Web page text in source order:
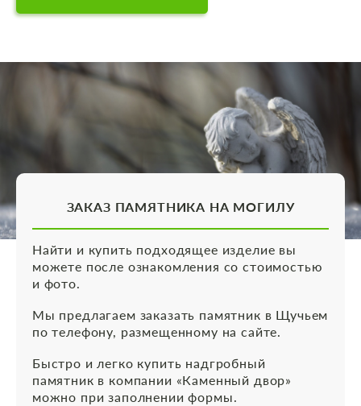
ЗАКАЗ ПАМЯТНИКА НА МОГИЛУ
Найти и купить подходящее изделие вы
можете после ознакомления со стоимостью
и фото.
Мы предлагаем заказать памятник в Щучьем
по телефону, размещенному на сайте.
Быстро и легко купить надгробный
памятник в компании «Каменный двор»
можно при заполнении формы.